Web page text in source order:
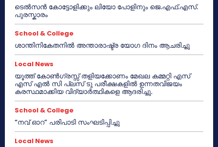
ടെൽസൻ കോട്ടോളിക്കും ലിയോ പോളിനും ജെ.എഫ്.എസ്.
പുരസ്കാരം
School & College
ശാന്തിനികേതനിൽ അന്താരാഷ്ട്ര യോഗ ദിനം ആചരിച്ചു
Local News
യൂത്ത് കോൺഗ്രസ്സ് തളിയക്കോണം മേഖല കമ്മറ്റി എസ്
എസ് എൽ സി പ്ലസ് ടു പരീക്ഷകളിൽ ഉന്നതവിജയം
കരസ്ഥമാക്കിയ വിദ്യാർത്ഥികളെ ആദരിച്ചു.
School & College
“നവ് ഓറ” പരിപാടി സംഘടിപ്പിച്ചു
Local News